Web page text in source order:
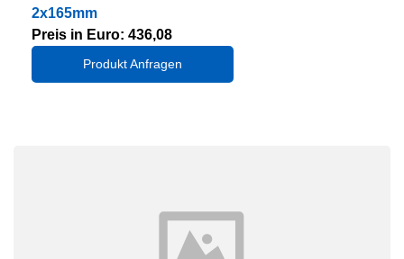
2x165mm
Preis in Euro: 436,08
Produkt Anfragen